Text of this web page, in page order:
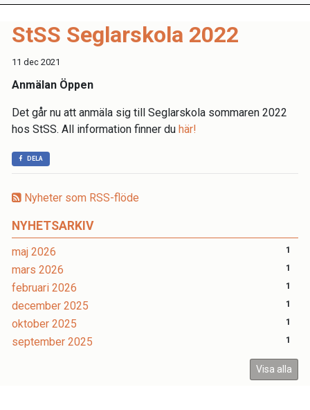
Nyheter som RSS-flöde
NYHETSARKIV
maj 2026 1
mars 2026 1
februari 2026 1
december 2025 1
oktober 2025 1
september 2025 1
Visa alla
StSS Seglarskola 2022
11 dec 2021
Anmälan Öppen
Det går nu att anmäla sig till Seglarskola sommaren 2022
hos StSS. All information finner du här!
DELA